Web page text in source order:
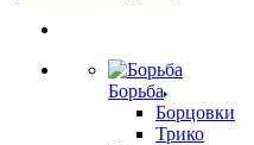
Борьба
Борцовки
Трико